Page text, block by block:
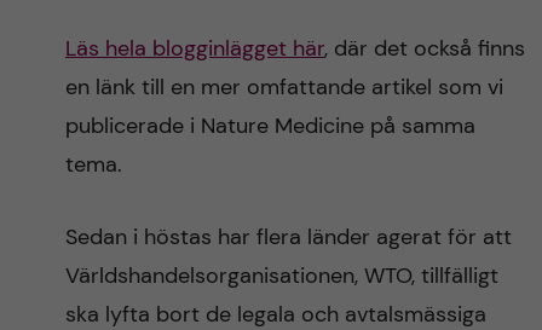
Läs hela blogginlägget här, där det också finns
en länk till en mer omfattande artikel som vi
publicerade i Nature Medicine på samma
tema.
Sedan i höstas har flera länder agerat för att
Världshandelsorganisationen, WTO, tillfälligt
ska lyfta bort de legala och avtalsmässiga